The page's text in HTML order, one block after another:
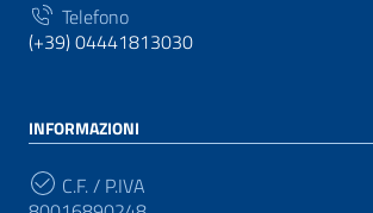
Telefono
(+39) 04441813030
INFORMAZIONI
C.F. / P.IVA